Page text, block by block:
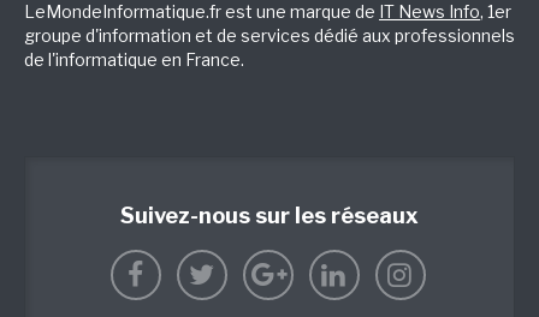
LeMondeInformatique.fr est une marque de IT News Info, 1er
groupe d'information et de services dédié aux professionnels
de l'informatique en France.
Suivez-nous sur les réseaux